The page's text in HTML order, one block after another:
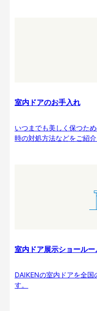
室内ドアのお手入れ
いつまでも美しく保つた
時の対処方法などをご紹介
室内ドア展示ショールー
DAIKENの室内ドアを全
す。